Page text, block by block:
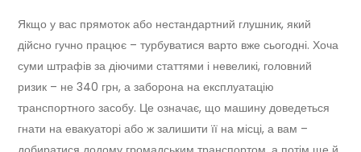
Якщо у вас прямоток або нестандартний глушник, який
дійсно гучно працює – турбуватися варто вже сьогодні. Хоча
суми штрафів за діючими статтями і невеликі, головний
ризик – не 340 грн, а заборона на експлуатацію
транспортного засобу. Це означає, що машину доведеться
гнати на евакуаторі або ж залишити її на місці, а вам –